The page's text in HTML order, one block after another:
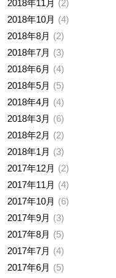
2018年11月
2
2018年10月
4
2018年8月
2
2018年7月
3
2018年6月
4
2018年5月
5
2018年4月
4
2018年3月
6
2018年2月
2
2018年1月
3
2017年12月
2
2017年11月
4
2017年10月
6
2017年9月
3
2017年8月
5
2017年7月
4
2017年6月
5